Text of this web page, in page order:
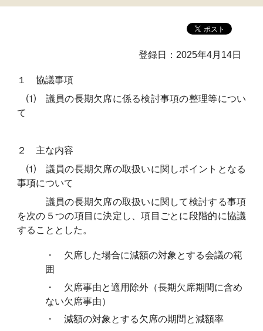
登録日：2025年4月14日
１ 協議事項
⑴ 議員の長期欠席に係る検討事項の整理等につい
て
２ 主な内容
⑴ 議員の長期欠席の取扱いに関しポイントとなる
事項について
議員の長期欠席の取扱いに関して検討する事項
を次の５つの項目に決定し、項目ごとに段階的に協議
することとした。
・ 欠席した場合に減額の対象とする会議の範
囲
・ 欠席事由と適用除外（長期欠席期間に含め
ない欠席事由）
・ 減額の対象とする欠席の期間と減額率